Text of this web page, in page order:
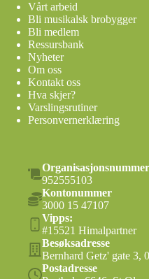
Vårt arbeid
Bli musikalsk brobygger
Bli medlem
Ressursbank
Nyheter
Om oss
Kontakt oss
Hva skjer?
Varslingsrutiner
Personvernerklæring
Organisasjonsnummer
952555103
Kontonummer
3000 15 47107
Vipps:
#15521 Himalpartner
Besøksadresse
Bernhard Getz' gate 3,
Postadresse